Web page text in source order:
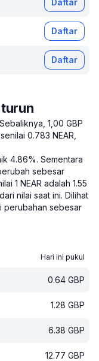
Daftar
Daftar
Daftar
Sebaliknya, 1,00 GBP
0.783 NEAR,
4.86%. Sementara
sebesar
1 NEAR adalah 1.55
nilai saat ini. Dilihat
perubahan sebesar
Hari ini pukul
0.64 GBP
1.28 GBP
6.38 GBP
12.77 GBP